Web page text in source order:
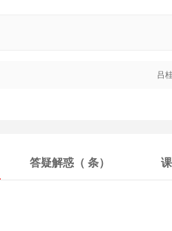
吕
答疑解惑（ 条）